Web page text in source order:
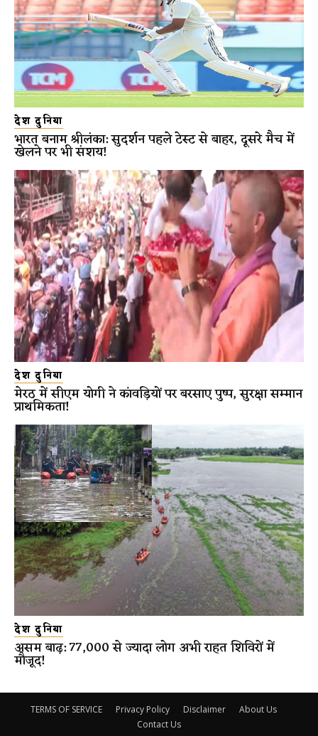
देश दुनिया
भारत बनाम श्रीलंका: सुदर्शन पहले टेस्ट से बाहर, दूसरे मैच में
खेलने पर भी संशय!
देश दुनिया
मेरठ में सीएम योगी ने कांवड़ियों पर बरसाए पुष्प, सुरक्षा सम्मान
प्राथमिकता!
देश दुनिया
असम बाढ़: 77,000 से ज्यादा लोग अभी राहत शिविरों में
मौजूद!
TERMS OF SERVICE Privacy Policy Disclaimer
About Us
Contact Us